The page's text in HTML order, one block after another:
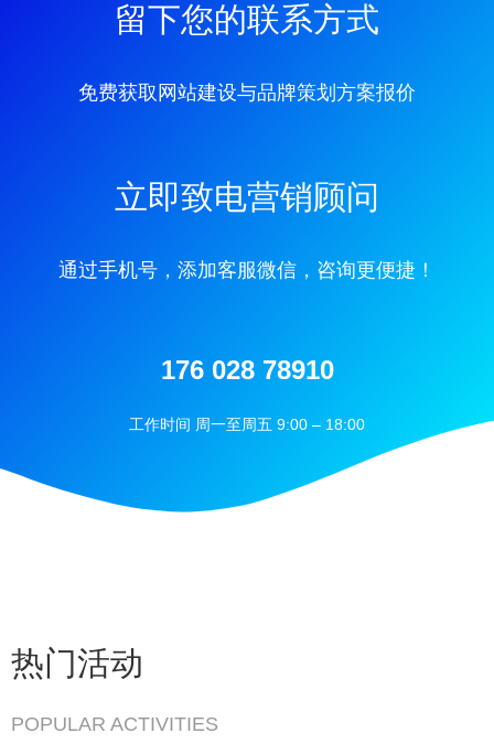
留下您的联系方式
免费获取网站建设与品牌策划方案报价
立即致电营销顾问
通过手机号，添加客服微信，咨询更便捷！
176 028 78910
工作时间 周一至周五 9:00 – 18:00
热门活动
POPULAR ACTIVITIES